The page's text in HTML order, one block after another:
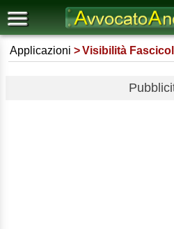
Applicazioni Visibilità